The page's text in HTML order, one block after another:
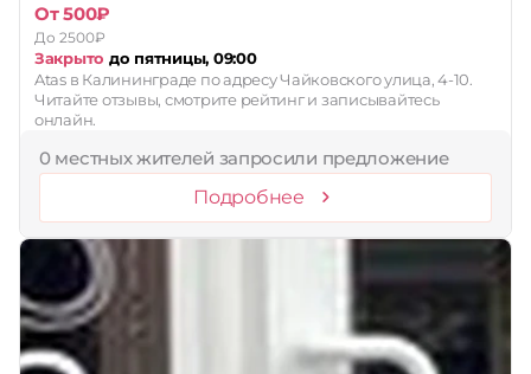
От 500₽
До 2500₽
Закрыто до пятницы, 09:00
Atas в Калининграде по адресу Чайковского улица, 4-10.
Читайте отзывы, смотрите рейтинг и записывайтесь
онлайн.
0 местных жителей запросили предложение
Подробнее